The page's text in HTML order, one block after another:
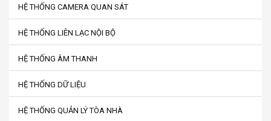
HỆ THỐNG CAMERA QUAN SÁT
HỆ THỐNG LIÊN LẠC NỘI BỘ
HỆ THỐNG ÂM THANH
HỆ THỐNG DỮ LIỆU
HỆ THỐNG QUẢN LÝ TÒA NHÀ